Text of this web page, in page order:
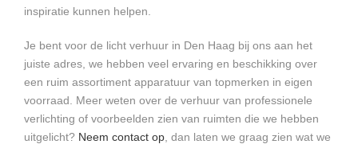
inspiratie kunnen helpen.
Je bent voor de licht verhuur in Den Haag bij ons aan het
juiste adres, we hebben veel ervaring en beschikking over
een ruim assortiment apparatuur van topmerken in eigen
voorraad. Meer weten over de verhuur van professionele
verlichting of voorbeelden zien van ruimten die we hebben
uitgelicht? Neem contact op , dan laten we graag zien wat we